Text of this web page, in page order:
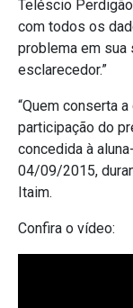
Teléscio
com todos os
problema em sua
esclarecedor.”
“Quem conserta
participação do
concedida à
04/09/2015,
Itaim.
Confira o vídeo: